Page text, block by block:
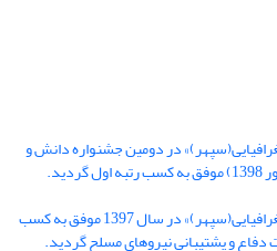
در دومین جشنواره دانش و
نشریه علمی - پژوهشی « اطلاعات جغرافیایی(سپهر)» در سال 1397 موفق به کسب
و پشتیبانی نیروهای مسلح گردید.